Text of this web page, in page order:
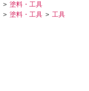
塗料・工具
塗料・工具 工具